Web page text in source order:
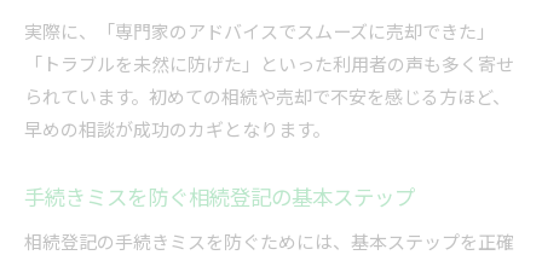
実際に、「専門家のアドバイスでスムーズに売却できた」
「トラブルを未然に防げた」といった利用者の声も多く寄せ
られています。初めての相続や売却で不安を感じる方ほど、
早めの相談が成功のカギとなります。
手続きミスを防ぐ相続登記の基本ステップ
相続登記の手続きミスを防ぐためには、基本ステップを正確